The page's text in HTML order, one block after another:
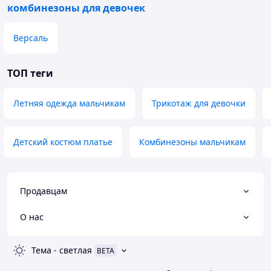
комбинезоны для девочек
Версаль
ТОП теги
Летняя одежда мальчикам Трикотаж для девочки
Детский костюм платье Комбинезоны мальчикам
Продавцам
О нас
Тема - светлая BETA